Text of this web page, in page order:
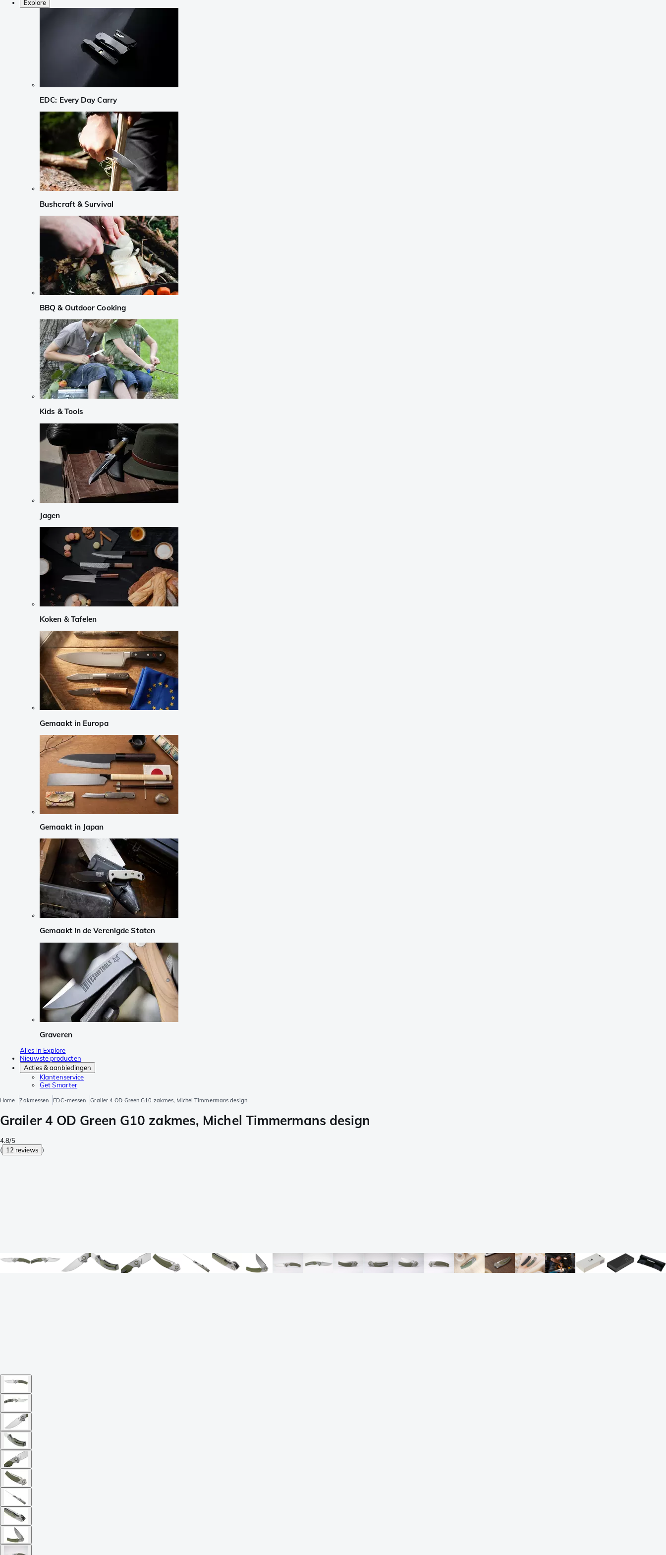
Explore
EDC: Every Day Carry
Bushcraft & Survival
BBQ & Outdoor Cooking
Kids & Tools
Jagen
Koken & Tafelen
Gemaakt in Europa
Gemaakt in Japan
Gemaakt in de Verenigde Staten
Graveren
Alles in Explore
Nieuwste producten
Acties & aanbiedingen
Klantenservice
Get Smarter
Home Zakmessen EDC-messen Grailer 4 OD Green G10 zakmes, Michel Timmermans design
Grailer 4 OD Green G10 zakmes, Michel Timmermans design
4.8/5
( 12 reviews )